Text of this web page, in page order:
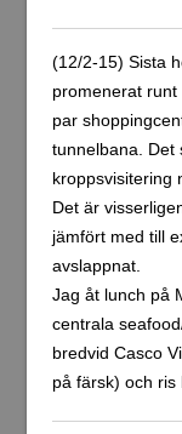
(12/2-15) Sista
promenerat
par
tunnelbana. Det
kroppsvisitering
Det är
jämfört med till
avslappnat.
Jag åt lunch på
centrala
bredvid Casco
på färsk) och ris